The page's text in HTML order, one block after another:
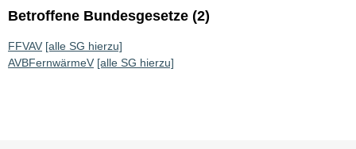
Betroffene Bundesgesetze (2)
FFVAV [alle SG hierzu]
AVBFernwärmeV [alle SG hierzu]